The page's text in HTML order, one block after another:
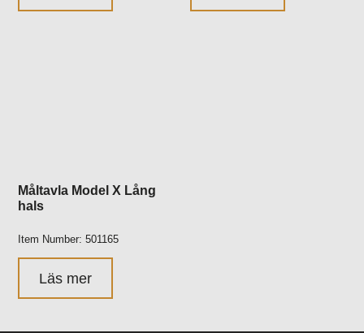
Måltavla Model X Lång
hals
Item Number: 501165
Läs mer